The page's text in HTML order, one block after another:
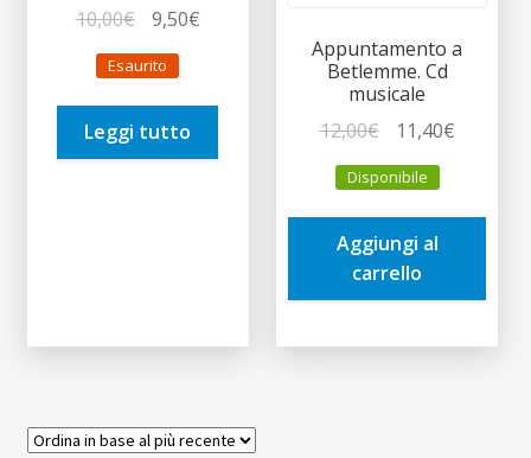
10,00€
prezzo
originale
era:
10,00€.
9,50€Il
è:
Esaurito
Leggi tutto
Appuntamento a
Betlemme. Cd
musicale
12,00€
prezzo
originale
era:
12,00€.
11,40€Il
è:
Disponibile
Aggiungi al
carrello